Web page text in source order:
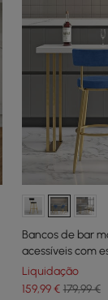
Bancos de bar
acessíveis com
Liquidação
159,99€ 179,99 €